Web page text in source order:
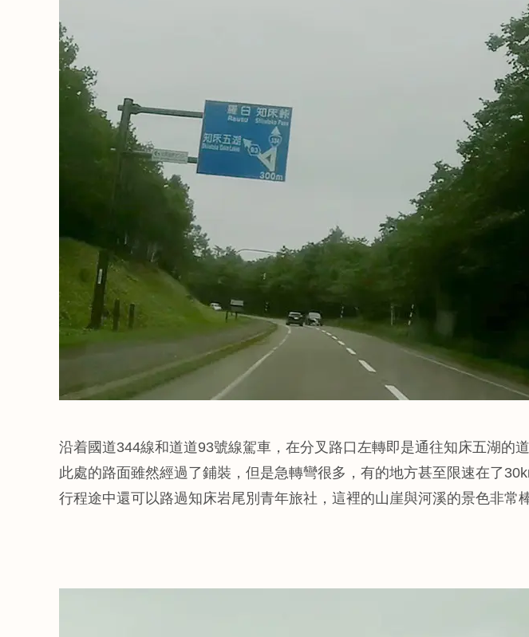
沿着國道344線和道道93號線駕車，在分叉路口左轉即是通往知床五湖的道
此處的路面雖然經過了鋪裝，但是急轉彎很多，有的地方甚至限速在了
行程途中還可以路過知床岩尾別青年旅社，這裡的山崖與河溪的景色非常棒